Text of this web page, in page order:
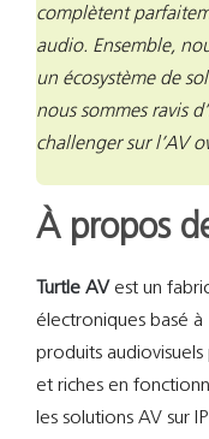
complètent
audio. Ensemble,
un écosystème de
nous sommes ravis
challenger sur l’AV
À propos
Turtle AVest un
électroniques basé
produits
et riches en
les solutions AV sur